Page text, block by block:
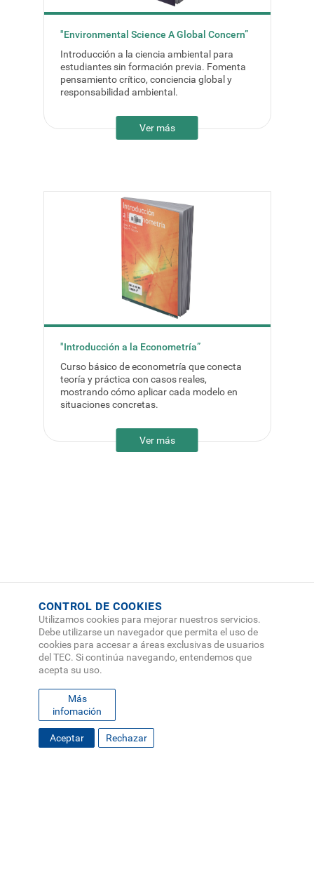
"Environmental Science A Global Concern”
Introducción a la ciencia ambiental para
estudiantes sin formación previa. Fomenta
pensamiento crítico, conciencia global y
responsabilidad ambiental.
Ver más
"Introducción a la Econometría”
Curso básico de econometría que conecta
teoría y práctica con casos reales,
mostrando cómo aplicar cada modelo en
situaciones concretas.
Ver más
FOOTERMAPA DEL SITIO DIRECTORIO
CONTROL DE COOKIES
Utilizamos cookies para mejorar nuestros servicios.
Debe utilizarse un navegador que permita el uso de
cookies para accesar a áreas exclusivas de usuarios
del TEC. Si continúa navegando, entendemos que
acepta su uso.
Más
infomación
Aceptar Rechazar